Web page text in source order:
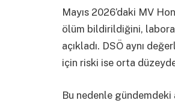
Mayıs 2026’daki MV
ölüm bildirildiğini,
açıkladı. DSÖ aynı
için riski ise orta
Bu nedenle gündemdeki